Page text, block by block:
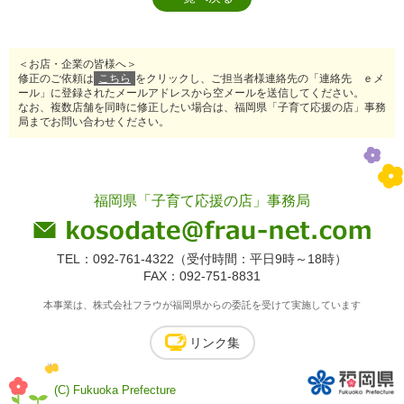
＜お店・企業の皆様へ＞
修正のご依頼は
こちら をクリックし、ご担当者様連絡先の「連絡先 ｅメ
ール」に登録されたメールアドレスから空メールを送信してください。
なお、複数店舗を同時に修正したい場合は、福岡県「子育て応援の店」事務
局までお問い合わせください。
福岡県「子育て応援の店」事務局
TEL：092-761-4322（受付時間：平日9時～18時）
FAX：092-751-8831
本事業は、株式会社フラウが福岡県からの委託を受けて実施しています
リンク集
(C) Fukuoka Prefecture